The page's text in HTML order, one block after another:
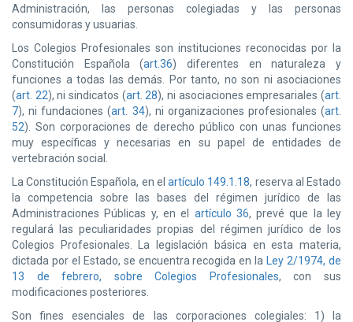
Administración, las personas colegiadas y las personas
consumidoras y usuarias.
Los Colegios Profesionales son instituciones reconocidas por la
Constitución Española (art.36) diferentes en naturaleza y
funciones a todas las demás. Por tanto, no son ni asociaciones
(art. 22), ni sindicatos (art. 28), ni asociaciones empresariales (art.
7), ni fundaciones (art. 34), ni organizaciones profesionales (art.
52). Son corporaciones de derecho público con unas funciones
muy específicas y necesarias en su papel de entidades de
vertebración social.
La Constitución Española, en elartículo 149.1.18, reserva al Estado
la competencia sobre las bases del régimen jurídico de las
Administraciones Públicas y, en el artículo 36, prevé que la ley
regulará las peculiaridades propias del régimen jurídico de los
Colegios Profesionales. La legislación básica en esta materia,
dictada por el Estado, se encuentra recogida en la
Ley 2/1974, de
13 de febrero, sobre Colegios Profesionales, con sus
modificaciones posteriores.
Son fines esenciales de las corporaciones colegiales: 1) la